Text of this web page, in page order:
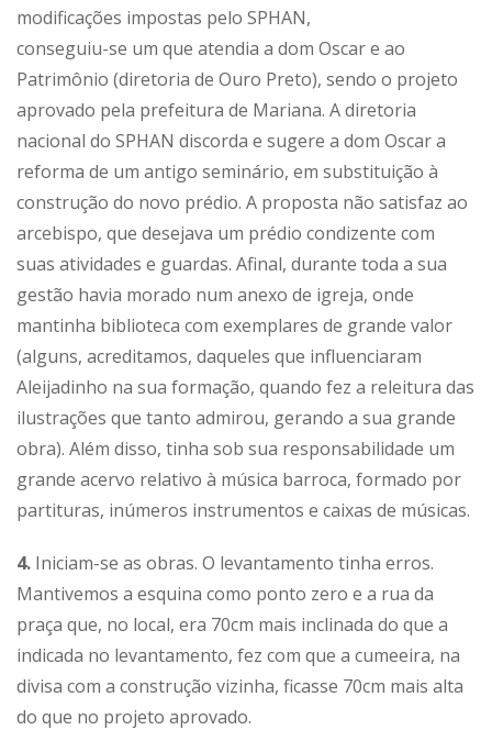
modificações impostas pelo SPHAN,
conseguiu-se um que atendia a dom Oscar e ao
Patrimônio (diretoria de Ouro Preto), sendo o projeto
aprovado pela prefeitura de Mariana. A diretoria
nacional do SPHAN discorda e sugere a dom Oscar a
reforma de um antigo seminário, em substituição à
construção do novo prédio. A proposta não satisfaz ao
arcebispo, que desejava um prédio condizente com
suas atividades e guardas. Afinal, durante toda a sua
gestão havia morado num anexo de igreja, onde
mantinha biblioteca com exemplares de grande valor
(alguns, acreditamos, daqueles que influenciaram
Aleijadinho na sua formação, quando fez a releitura das
ilustrações que tanto admirou, gerando a sua grande
obra). Além disso, tinha sob sua responsabilidade um
grande acervo relativo à música barroca, formado por
partituras, inúmeros instrumentos e caixas de músicas.
4. Iniciam-se as obras. O levantamento tinha erros.
Mantivemos a esquina como ponto zero e a rua da
praça que, no local, era 70cm mais inclinada do que a
indicada no levantamento, fez com que a cumeeira, na
divisa com a construção vizinha, ficasse 70cm mais alta
do que no projeto aprovado.